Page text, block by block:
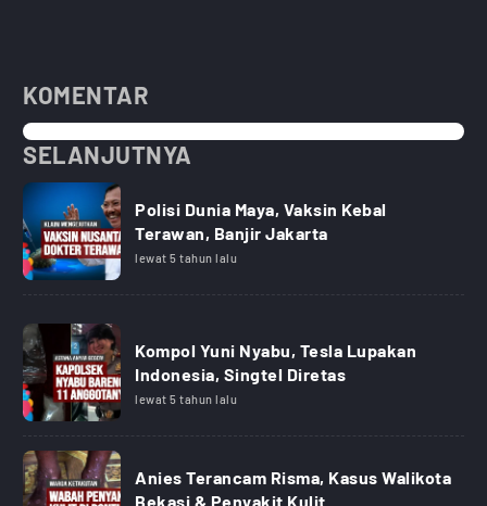
KOMENTAR
SELANJUTNYA
Polisi Dunia Maya, Vaksin Kebal
Terawan, Banjir Jakarta
lewat 5 tahun lalu
Kompol Yuni Nyabu, Tesla Lupakan
Indonesia, Singtel Diretas
lewat 5 tahun lalu
Anies Terancam Risma, Kasus Walikota
Bekasi & Penyakit Kulit